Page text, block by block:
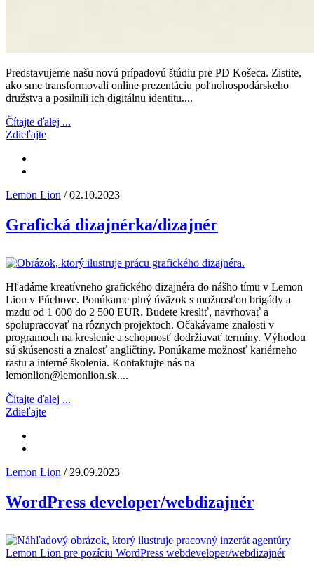
Predstavujeme našu novú prípadovú štúdiu pre PD Košeca. Zistite,
ako sme transformovali online prezentáciu poľnohospodárskeho
družstva a posilnili ich digitálnu identitu....
Čítajte ďalej ...
Zdieľajte
Lemon Lion / 02.10.2023
Grafická dizajnérka/dizajnér
Hľadáme kreatívneho grafického dizajnéra do nášho tímu v Lemon
Lion v Púchove. Ponúkame plný úväzok s možnosťou brigády a
mzdu od 1 000 do 2 500 EUR. Budete kresliť, navrhovať a
spolupracovať na rôznych projektoch. Očakávame znalosti v
programoch na kreslenie a schopnosť dodržiavať termíny. Výhodou
sú skúsenosti a znalosť angličtiny. Ponúkame možnosť kariérneho
rastu a interné školenia. Kontaktujte nás na
lemonlion@lemonlion.sk....
Čítajte ďalej ...
Zdieľajte
Lemon Lion / 29.09.2023
WordPress developer/webdizajnér